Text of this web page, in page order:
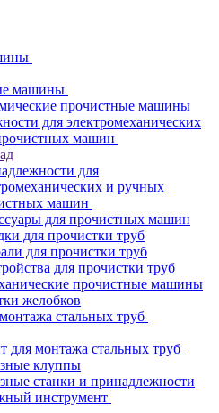
машины
прочистные машины
для электромеханических
машин
для
и ручных
машин
для прочистных машин
для прочистки труб
для прочистки труб
для прочистки труб
прочистные машины
желобков
стальных труб
для монтажа стальных труб
клуппы
станки и принадлежности
инструмент